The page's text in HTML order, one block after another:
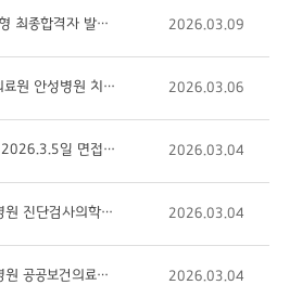
2026.3.5일(목)면접전형 최종합격자 발표 안내입니다 2026.03.09
[2026-17호] 경기도의료원 안성병원 치과 전문의 채용 공고 2026.03.06
경기도의료원 안성병원 2026.3.5일 면접일정 안내 2026.03.04
[제2026-16호] 안성병원 진단검사의학실 (임상병리사/휴직대체)채용 공고 2026.03.04
[제2026-15호] 안성병원 공공보건의료사업실 (간호사/휴직대체)채용 공고 2026.03.04